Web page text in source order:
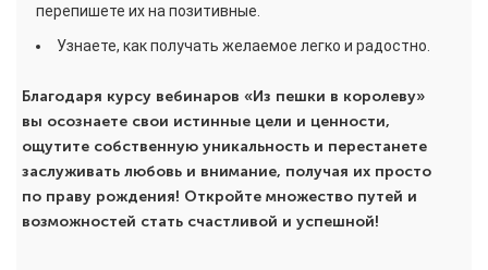
перепишете их на позитивные.
Узнаете, как получать желаемое легко и радостно.
Благодаря курсу вебинаров «Из пешки в королеву»
вы осознаете свои истинные цели и ценности,
ощутите собственную уникальность и перестанете
заслуживать любовь и внимание, получая их просто
по праву рождения! Откройте множество путей и
возможностей стать счастливой и успешной!